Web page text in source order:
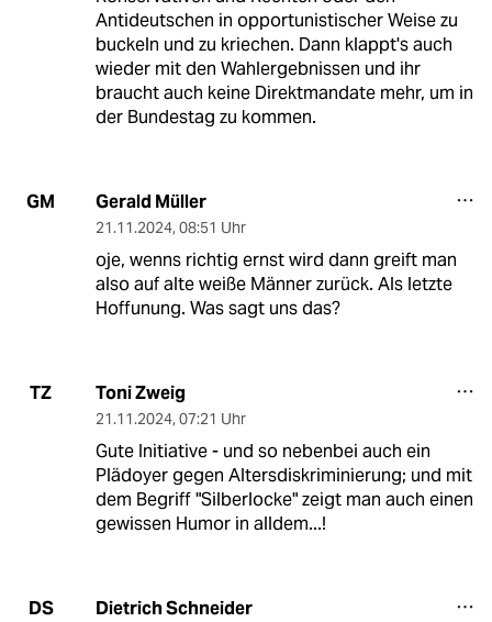
Antideutschen in opportunistischer Weise zu
buckeln und zu kriechen. Dann klappt's auch
wieder mit den Wahlergebnissen und ihr
braucht auch keine Direktmandate mehr, um in
der Bundestag zu kommen.
GM Gerald Müller
21.11.2024, 08:51 Uhr
oje, wenns richtig ernst wird dann greift man
also auf alte weiße Männer zurück. Als letzte
Hoffunung. Was sagt uns das?
TZ Toni Zweig
21.11.2024, 07:21 Uhr
Gute Initiative - und so nebenbei auch ein
Plädoyer gegen Altersdiskriminierung; und mit
dem Begriff "Silberlocke" zeigt man auch einen
gewissen Humor in alldem...!
DS Dietrich Schneider